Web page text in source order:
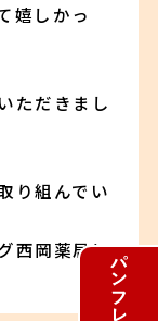
嬉しかっ
ただきまし
り組んでい
西岡薬局に